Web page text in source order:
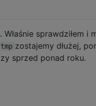
sprawdziłem i
zostajemy dłużej,
sprzed ponad roku.